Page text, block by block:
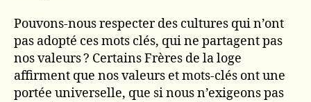
Pouvons-nous respecter des cultures qui n’ont
pas adopté ces mots clés, qui ne partagent pas
nos valeurs ? Certains Frères de la loge
affirment que nos valeurs et mots-clés ont une
portée universelle, que si nous n’exigeons pas